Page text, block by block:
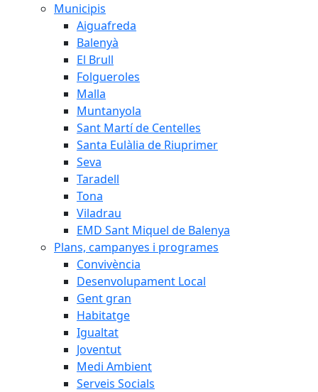
Municipis
Aiguafreda
Balenyà
El Brull
Folgueroles
Malla
Muntanyola
Sant Martí de Centelles
Santa Eulàlia de Riuprimer
Seva
Taradell
Tona
Viladrau
EMD Sant Miquel de Balenya
Plans, campanyes i programes
Convivència
Desenvolupament Local
Gent gran
Habitatge
Igualtat
Joventut
Medi Ambient
Serveis Socials